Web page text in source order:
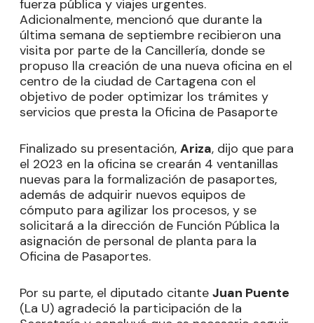
fuerza pública y viajes urgentes.
Adicionalmente, mencionó que durante la
última semana de septiembre recibieron una
visita por parte de la Cancillería, donde se
propuso lla creación de una nueva oficina en el
centro de la ciudad de Cartagena con el
objetivo de poder optimizar los trámites y
servicios que presta la Oficina de Pasaporte
Finalizado su presentación, Ariza, dijo que para
el 2023 en la oficina se crearán 4 ventanillas
nuevas para la formalización de pasaportes,
además de adquirir nuevos equipos de
cómputo para agilizar los procesos, y se
solicitará a la dirección de Función Pública la
asignación de personal de planta para la
Oficina de Pasaportes.
Por su parte, el diputado citante Juan Puente
(La U) agradeció la participación de la